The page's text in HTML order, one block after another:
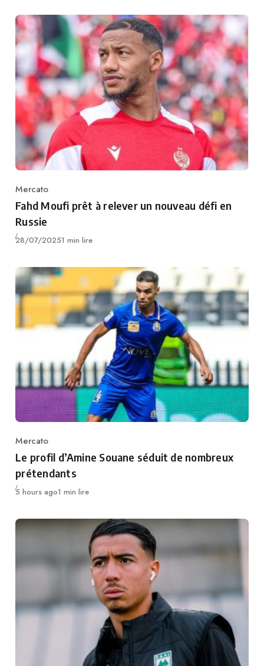
Category
Mercato
Fahd Moufi prêt à relever un nouveau défi en
Russie
Publié
28/07/20251 min lire
Category
Mercato
Le profil d’Amine Souane séduit de nombreux
prétendants
Publié
5 hours ago1 min lire